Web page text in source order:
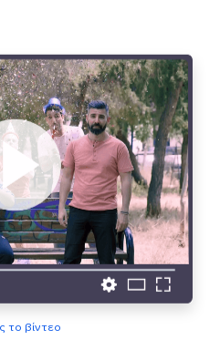
το βίντεο